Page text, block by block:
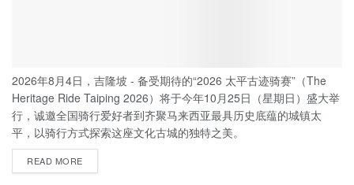
2026年8月4日，吉隆坡 - 备受期待的“2026 太平古迹骑赛”（The
Heritage Ride Taiping 2026）将于今年10月25日（星期日）盛大举
行，诚邀全国骑行爱好者到齐聚马来西亚最具历史底蕴的城镇太
平，以骑行方式探索这座文化古城的独特之美。
READ MORE